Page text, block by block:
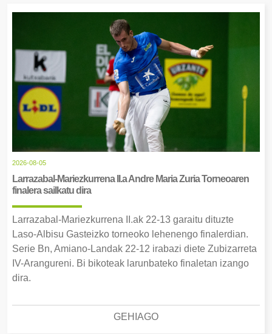
2026-08-05
Larrazabal-Mariezkurrena II.a Andre Maria Zuria Torneoaren
finalera sailkatu dira
Larrazabal-Mariezkurrena II.ak 22-13 garaitu dituzte
Laso-Albisu Gasteizko torneoko lehenengo finalerdian.
Serie Bn, Amiano-Landak 22-12 irabazi diete Zubizarreta
IV-Arangureni. Bi bikoteak larunbateko finaletan izango
dira.
GEHIAGO